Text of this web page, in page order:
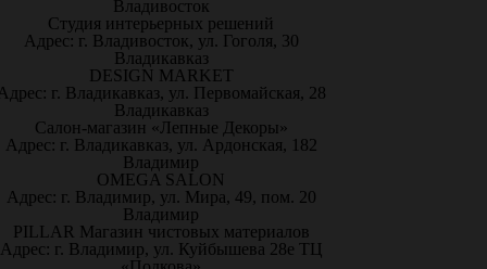
Владивосток
Студия интерьерных решений
Адрес: г. Владивосток, ул. Гоголя, 30
Владикавказ
DESIGN MARKET
г. Владикавказ, ул. Первомайская, 28
Владикавказ
Салон-магазин «Лепные Декоры»
Адрес: г. Владикавказ, ул. Ардонская, 182
Владимир
OMEGA SALON
Адрес: г. Владимир, ул. Мира, 49, пом. 20
Владимир
PILLAR Магазин чистовых материалов
Адрес: г. Владимир, ул. Куйбышева 28е ТЦ